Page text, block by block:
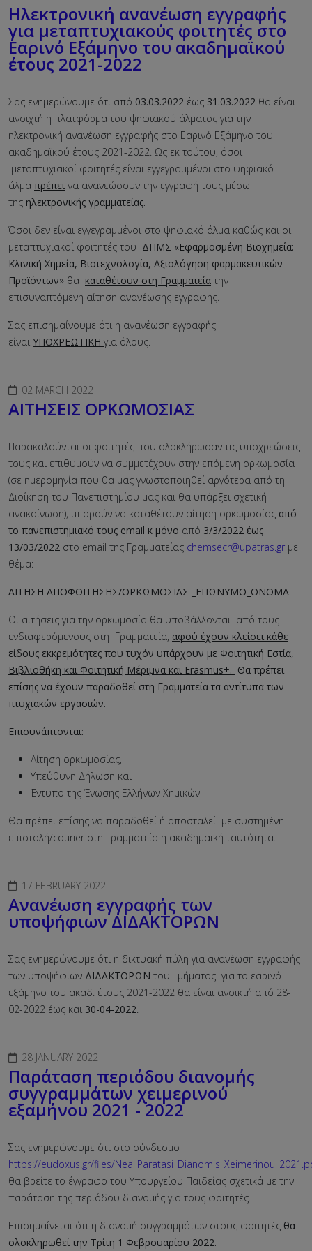
Hλεκτρονική ανανέωση εγγραφής
για μεταπτυχιακούς φοιτητές στο
Εαρινό Εξάμηνο του ακαδημαϊκού
έτους 2021-2022
Σας ενημερώνουμε ότι από 03.03.2022 έως 31.03.2022 θα είναι
ανοιχτή η πλατφόρμα του ψηφιακού άλματος για την
ηλεκτρονική ανανέωση εγγραφής στο Εαρινό Εξάμηνο του
ακαδημαϊκού έτους 2021-2022. Ως εκ τούτου, όσοι
μεταπτυχιακοί φοιτητές είναι εγγεγραμμένοι στο ψηφιακό
άλμα πρέπει να ανανεώσουν την εγγραφή τους μέσω
της ηλεκτρονικής γραμματείας.
Όσοι δεν είναι εγγεγραμμένοι στο ψηφιακό άλμα καθώς και οι
μεταπτυχιακοί φοιτητές του ΔΠΜΣ «Εφαρμοσμένη Βιοχημεία:
Κλινική Χημεία, Βιοτεχνολογία, Αξιολόγηση φαρμακευτικών
Προϊόντων» θα καταθέτουν στη Γραμματεία την
επισυναπτόμενη αίτηση ανανέωσης εγγραφής.
Σας επισημαίνουμε ότι η ανανέωση εγγραφής
είναι ΥΠΟΧΡΕΩΤΙΚΗ για όλους.
02 MARCH 2022
ΑΙΤΗΣΕΙΣ ΟΡΚΩΜΟΣΙΑΣ
Παρακαλούνται οι φοιτητές που ολοκλήρωσαν τις υποχρεώσεις
τους και επιθυμούν να συμμετέχουν στην επόμενη ορκωμοσία
(σε ημερομηνία που θα μας γνωστοποιηθεί αργότερα από τη
Διοίκηση του Πανεπιστημίου μας και θα υπάρξει σχετική
ανακοίνωση), μπορούν να καταθέτουν αίτηση ορκωμοσίας από
το πανεπιστημιακό τους email κ μόνο από 3/3/2022 έως
13/03/2022 στο email της Γραμματείας chemsecr@upatras.gr με
θέμα:
ΑΙΤΗΣΗ ΑΠΟΦΟΙΤΗΣΗΣ/ΟΡΚΩΜΟΣΙΑΣ _ΕΠΩΝΥΜΟ_ΟΝΟΜΑ
Οι αιτήσεις για την ορκωμοσία θα υποβάλλονται από τους
ενδιαφερόμενους στη Γραμματεία, αφού έχουν κλείσει κάθε
είδους εκκρεμότητες που τυχόν υπάρχουν με Φοιτητική Εστία,
Βιβλιοθήκη και Φοιτητική Μέριμνα και Erasmus+. Θα πρέπει
επίσης να έχουν παραδοθεί στη Γραμματεία τα αντίτυπα των
πτυχιακών εργασιών.
Επισυνάπτονται:
Αίτηση ορκωμοσίας,
Υπεύθυνη Δήλωση και
Έντυπο της Ένωσης Ελλήνων Χημικών
Θα πρέπει επίσης να παραδοθεί ή αποσταλεί με συστημένη
επιστολή/courier στη Γραμματεία η ακαδημαϊκή ταυτότητα.
17 FEBRUARY 2022
Aνανέωση εγγραφής των
υποψήφιων ΔΙΔΑΚΤΟΡΩΝ
Σας ενημερώνουμε ότι η δικτυακή πύλη για ανανέωση εγγραφής
των υποψήφιων ΔΙΔΑΚΤΟΡΩΝ του Τμήματος για το εαρινό
εξάμηνο του ακαδ. έτους 2021-2022 θα είναι ανοικτή από 28-
02-2022 έως και 30-04-2022.
28 JANUARY 2022
Παράταση περιόδου διανομής
συγγραμμάτων χειμερινού
εξαμήνου 2021 - 2022
Σας ενημερώνουμε ότι στο σύνδεσμο
https://eudoxus.gr/files/
θα βρείτε το έγγραφο του Υπουργείου Παιδείας σχετικά με την
παράταση της περιόδου διανομής για τους φοιτητές.
Επισημαίνεται ότι η διανομή συγγραμμάτων στους φοιτητές θα
ολοκληρωθεί την Τρίτη 1 Φεβρουαρίου 2022.